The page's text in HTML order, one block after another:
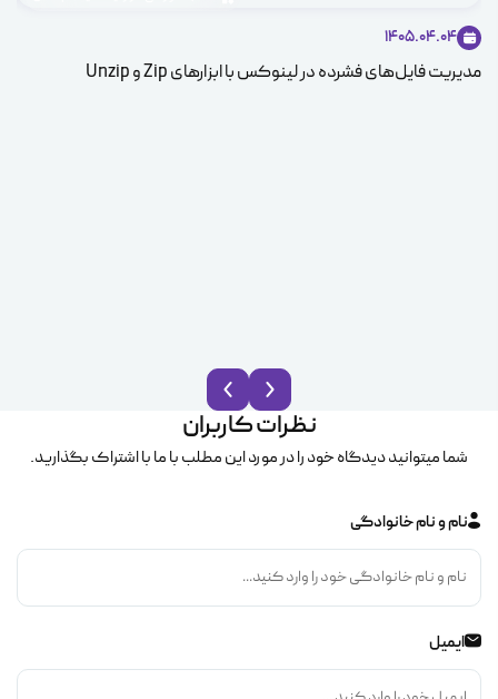
1405.04.04
مدیریت فایل‌های فشرده در لینوکس با ابزارهای Zip و Unzip
نظرات کاربران
شما میتوانید دیدگاه خود را در مورد این مطلب با ما با اشتراک بگذارید.
نام و نام خانوادگی
ایمیل